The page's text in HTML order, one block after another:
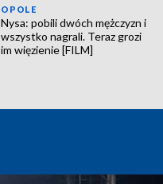
OPOLE
Nysa: pobili dwóch mężczyzn i
wszystko nagrali. Teraz grozi
im więzienie [FILM]